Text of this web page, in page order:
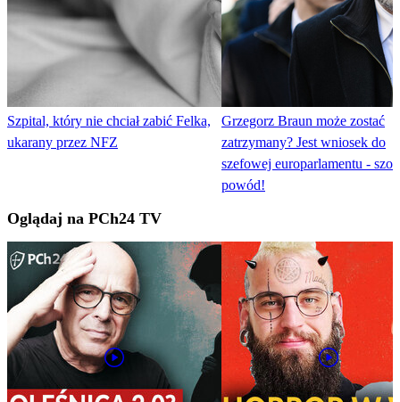
Szpital, który nie chciał zabić Felka,
ukarany przez NFZ
Grzegorz Braun może zostać
zatrzymany? Jest wniosek do
szefowej europarlamentu -
powód!
Oglądaj na PCh24 TV